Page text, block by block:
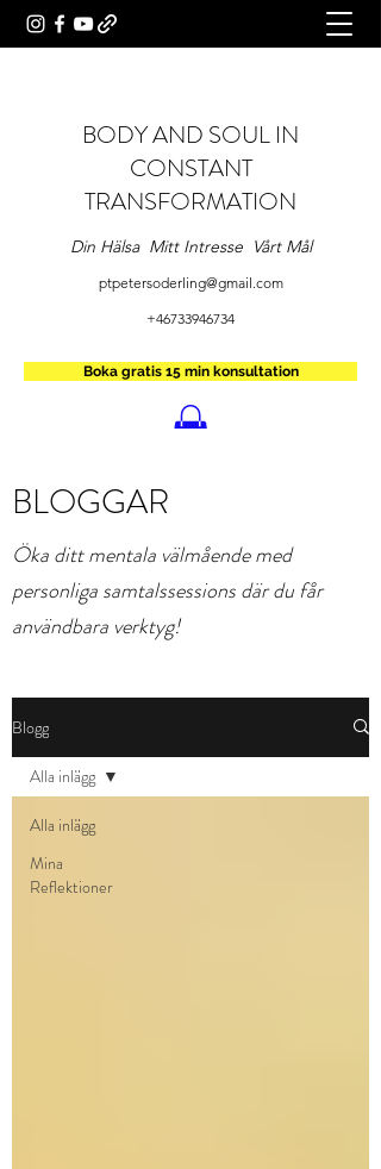
BODY AND SOUL IN
CONSTANT
TRANSFORMATION
Din Hälsa Mitt Intresse Vårt Mål
ptpetersoderling@gmail.com
+46733946734
Boka gratis 15 min konsultation
BLOGGAR
Öka ditt mentala välmående med
personliga samtalssessions där du får
användbara verktyg!
Blogg
Alla inlägg
Mina
Reflektioner
Alla inlägg